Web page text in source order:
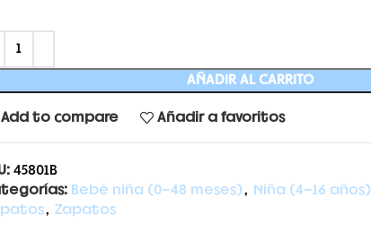
AÑADIR AL CARRITO
Add to compare Añadir a favoritos
45801B
Bebé niña (0-48 meses), Niña (4-16 años)
, Zapatos